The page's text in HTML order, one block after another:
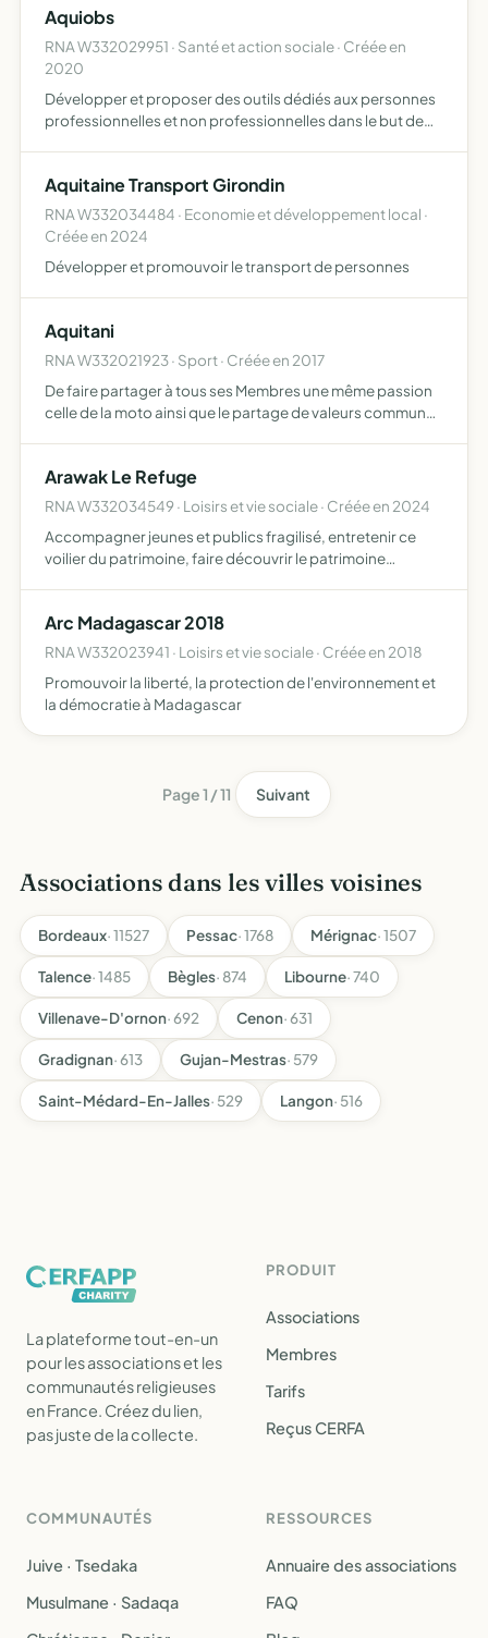
autour …
Aquiobs
RNA W332029951 · Santé et action sociale · Créée en
2020
Développer et proposer des outils dédiés aux personnes
professionnelles et non professionnelles dans le but de
favoriser la r…
Aquitaine Transport Girondin
RNA W332034484 · Economie et développement local ·
Créée en 2024
Développer et promouvoir le transport de personnes
Aquitani
RNA W332021923 · Sport · Créée en 2017
De faire partager à tous ses Membres une même passion
celle de la moto ainsi que le partage de valeurs communes
Arawak Le Refuge
RNA W332034549 · Loisirs et vie sociale · Créée en 2024
Accompagner jeunes et publics fragilisé, entretenir ce
voilier du patrimoine, faire découvrir le patrimoine
d'éduca…
Arc Madagascar 2018
RNA W332023941 · Loisirs et vie sociale · Créée en 2018
Promouvoir la liberté, la protection de l'environnement et
la démocratie à Madagascar
Page 1 / 11 Suivant
Associations dans les villes voisines
Bordeaux· 11527 Pessac· 1768 Mérignac· 1507
Talence· 1485 Bègles· 874 Libourne· 740
Villenave-D'ornon· 692 Cenon· 631
Gradignan· 613 Gujan-Mestras· 579
Saint-Médard-En-Jalles· 529 Langon· 516
La plateforme tout-en-un
pour les associations et les
communautés religieuses
en France. Créez du lien,
pas juste de la collecte.
PRODUIT
Associations
Membres
Tarifs
Reçus CERFA
COMMUNAUTÉS
Juive · Tsedaka
Musulmane · Sadaqa
RESSOURCES
Annuaire des associations
FAQ